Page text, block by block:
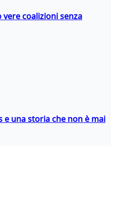
coalizioni senza
e una storia che non è mai